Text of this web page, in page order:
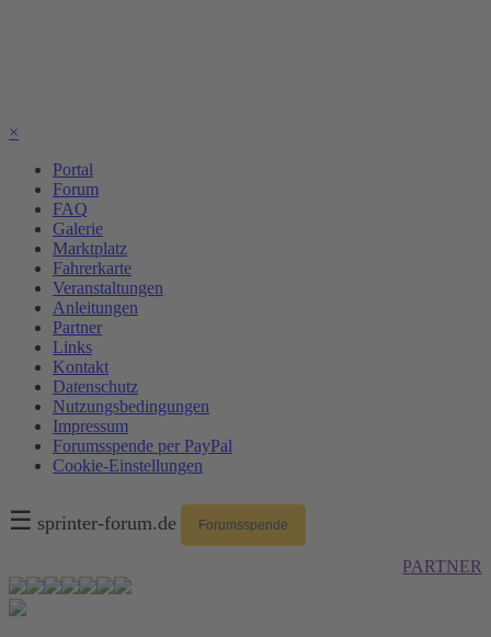
×
Portal
Forum
FAQ
Galerie
Marktplatz
Fahrerkarte
Veranstaltungen
Anleitungen
Partner
Links
Kontakt
Datenschutz
Nutzungsbedingungen
Impressum
Forumsspende per PayPal
Cookie-Einstellungen
☰ sprinter-forum.de Forumsspende
PARTNER